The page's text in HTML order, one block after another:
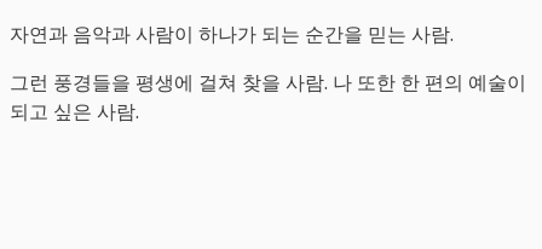
자연과 음악과 사람이 하나가 되는 순간을 믿는 사람.
그런 풍경들을 평생에 걸쳐 찾을 사람. 나 또한 한 편의 예술이
되고 싶은 사람.